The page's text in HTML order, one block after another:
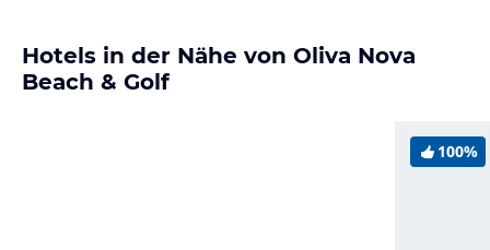
Hotels in der Nähe von Oliva Nova
Beach & Golf
100%